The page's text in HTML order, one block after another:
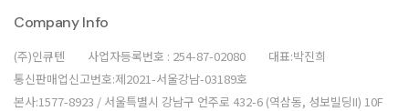
Company Info
(주)인큐텐 사업자등록번호 : 254-87-02080
대표:박진희
통신판매업신고번호:제2021-서울강남-03189호
본사:1577-8923 / 서울특별시 강남구 언주로 432-6 (역삼동, 성보빌딩II) 10F